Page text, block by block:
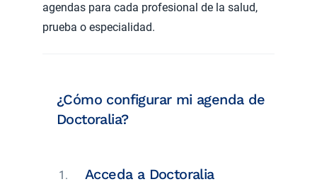
agendas para cada profesional de la salud,
prueba o especialidad.
¿Cómo configurar mi agenda de
Doctoralia?
Acceda a Doctoralia